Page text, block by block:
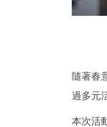
隨著春
過多元
本次活